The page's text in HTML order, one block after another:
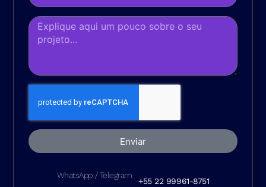
Enviar
WhatsApp / Telegram
+55 22 99961-8751